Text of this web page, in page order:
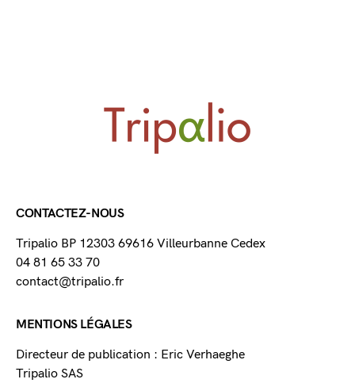
CONTACTEZ-NOUS
Tripalio BP 12303 69616 Villeurbanne Cedex
04 81 65 33 70
contact@tripalio.fr
MENTIONS LÉGALES
Directeur de publication : Eric Verhaeghe
Tripalio SAS